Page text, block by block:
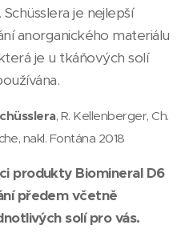
je nejlepší
anorganického materiálu
je u tkáňových solí
, R. Kellenberger, Ch.
nakl. Fontána 2018
produkty Biomineral D6
předem včetně
solí pro vás.